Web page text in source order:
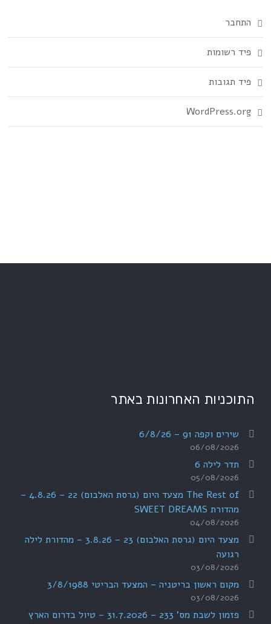
התחבר
פיד רשומות
פיד תגובות
WordPress.org
התוכניות האחרונות באתר
שירים וקפה 91 – 6/8/26
06/08/2026
תדר לילה 6
05/08/2026
The Rest of מצעד היום (גרסת האלבום) 22 – 4.8.26 –
מהדורת SWEET DREAMS
04/08/2026
מצעד היום (גרסת האלבום) 23 – 3.8.26 – מהדורת לילה
רגועה
03/08/2026
מקום ראשון בריטניה – המצעד הבריטי 3/8/1988
03/08/2026
פזמון לשבת מס' 233 – 31.7.2026 – טיול בדרום הארץ